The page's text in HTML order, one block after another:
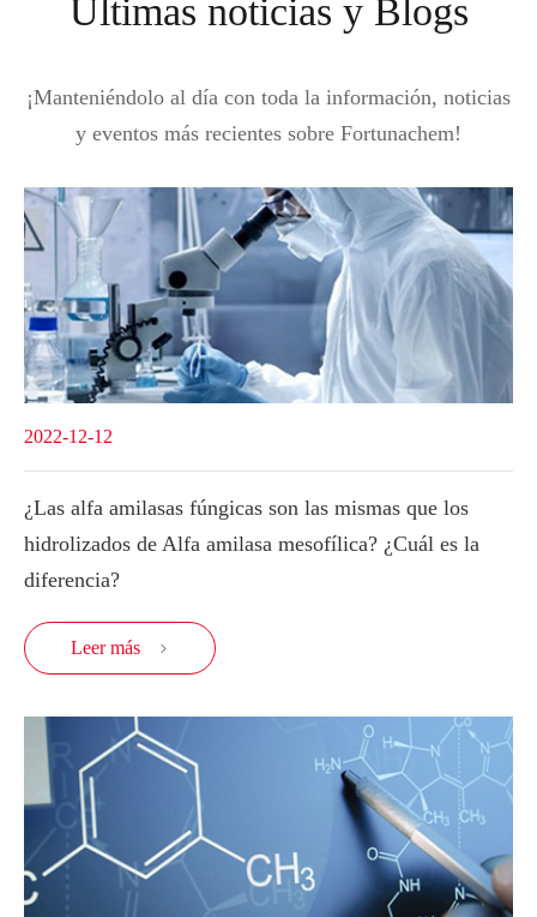
Últimas noticias y Blogs
¡Manteniéndolo al día con toda la información, noticias
y eventos más recientes sobre Fortunachem!
2022-12-12
¿Las alfa amilasas fúngicas son las mismas que los
hidrolizados de Alfa amilasa mesofílica? ¿Cuál es la
diferencia?
Leer más 